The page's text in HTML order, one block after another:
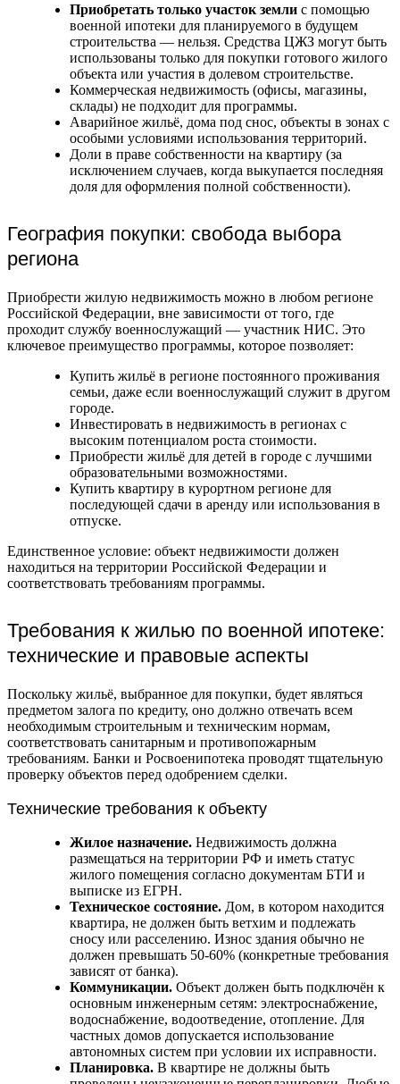
Приобретать только участок земли с помощью
военной ипотеки для планируемого в будущем
строительства — нельзя. Средства ЦЖЗ могут быть
использованы только для покупки готового жилого
объекта или участия в долевом строительстве.
Коммерческая недвижимость (офисы, магазины,
склады) не подходит для программы.
Аварийное жильё, дома под снос, объекты в зонах с
особыми условиями использования территорий.
Доли в праве собственности на квартиру (за
исключением случаев, когда выкупается последняя
доля для оформления полной собственности).
География покупки: свобода выбора
региона
Приобрести жилую недвижимость можно в любом регионе
Российской Федерации, вне зависимости от того, где
проходит службу военнослужащий — участник НИС. Это
ключевое преимущество программы, которое позволяет:
Купить жильё в регионе постоянного проживания
семьи, даже если военнослужащий служит в другом
городе.
Инвестировать в недвижимость в регионах с
высоким потенциалом роста стоимости.
Приобрести жильё для детей в городе с лучшими
образовательными возможностями.
Купить квартиру в курортном регионе для
последующей сдачи в аренду или использования в
отпуске.
Единственное условие: объект недвижимости должен
находиться на территории Российской Федерации и
соответствовать требованиям программы.
Требования к жилью по военной ипотеке:
технические и правовые аспекты
Поскольку жильё, выбранное для покупки, будет являться
предметом залога по кредиту, оно должно отвечать всем
необходимым строительным и техническим нормам,
соответствовать санитарным и противопожарным
требованиям. Банки и Росвоенипотека проводят тщательную
проверку объектов перед одобрением сделки.
Технические требования к объекту
Жилое назначение. Недвижимость должна
размещаться на территории РФ и иметь статус
жилого помещения согласно документам БТИ и
выписке из ЕГРН.
Техническое состояние. Дом, в котором находится
квартира, не должен быть ветхим и подлежать
сносу или расселению. Износ здания обычно не
должен превышать 50-60% (конкретные требования
зависят от банка).
Коммуникации. Объект должен быть подключён к
основным инженерным сетям: электроснабжение,
водоснабжение, водоотведение, отопление. Для
частных домов допускается использование
автономных систем при условии их исправности.
Планировка. В квартире не должны быть